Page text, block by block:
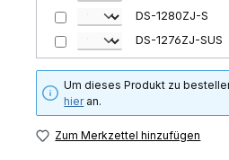
DS-1280ZJ-S
DS-1276ZJ-SUS
Um dieses Produkt zu
hieran.
Zum Merkzettel hinzufügen